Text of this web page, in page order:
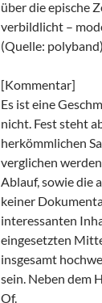
über die epische
verbildlicht –
(Quelle: polyband)
[Kommentar]
Es ist eine
nicht. Fest steht
herkömmlichen
verglichen
Ablauf, sowie die
keiner
interessanten
eingesetzten
insgesamt
sein. Neben dem
Of.